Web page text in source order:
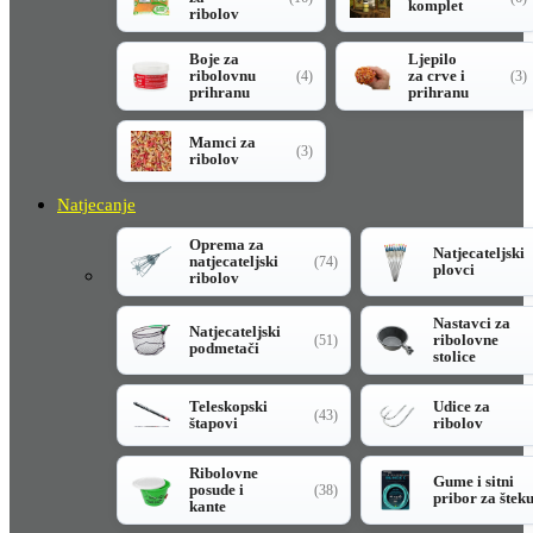
ribolov
komplet
Boje za
ribolovnu
prihranu
(4)
Ljepilo
za crve i
prihranu
(3)
Mamci za
ribolov
(3)
Natjecanje
Oprema za
natjecateljski
ribolov
(74)
Natjecateljski
plovci
Natjecateljski
podmetači
(51)
Nastavci za
ribolovne
stolice
Teleskopski
štapovi
(43)
Udice za
ribolov
Ribolovne
posude i
kante
(38)
Gume i sitni
pribor za šteku